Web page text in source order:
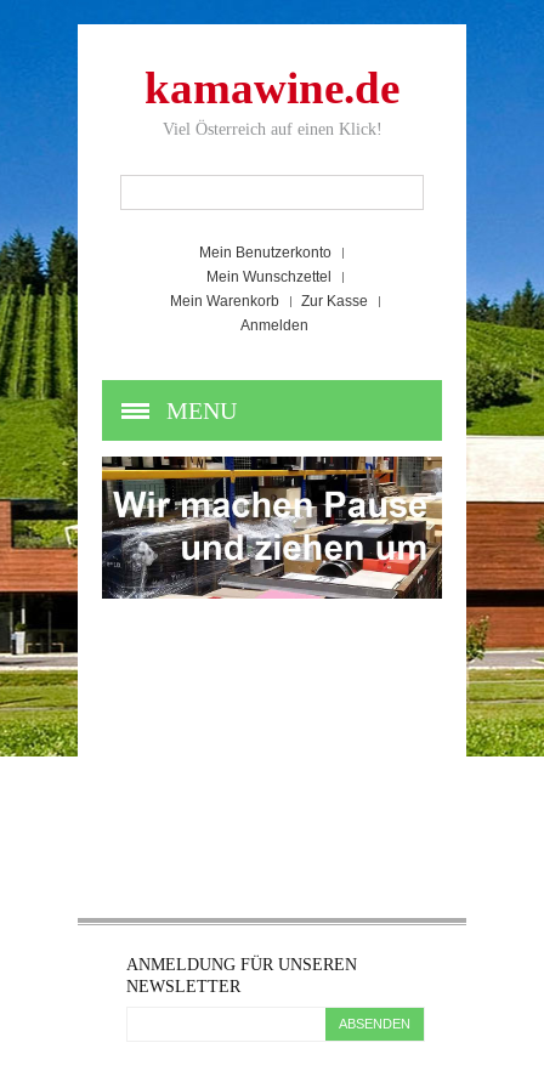
kamawine.de
Viel Österreich auf einen Klick!
Mein Benutzerkonto
Mein Wunschzettel
Mein Warenkorb
Zur Kasse
Anmelden
MENU
ANMELDUNG FÜR UNSEREN
NEWSLETTER
ABSENDEN